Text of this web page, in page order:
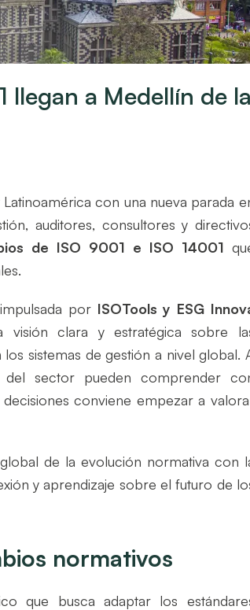
llegan a Medellín de la
con una nueva parada
auditores, consultores y
de ISO 9001 e ISO 14001
por ISOTools y ESG
visión clara y estratégica sobre
sistemas de gestión a nivel global.
del sector pueden comprender
conviene empezar a
de la evolución normativa con
y aprendizaje sobre el futuro de
normativos
que busca adaptar los